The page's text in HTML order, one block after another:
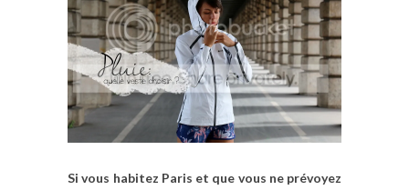
Si vous habitez Paris et que vous ne prévoyez